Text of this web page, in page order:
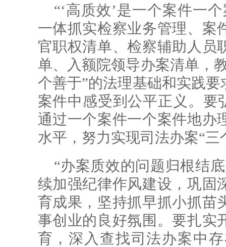
“‘高质效’是一个案件一
一体抓实检察业务管理、案
官职权清单、检察辅助人员
单、入额院领导办案清单，
个善于”的法理基础和实践
案件中感受到公平正义。要
通过一个案件一个案件地办
水平，努力实现司法办案“三
“办案质效的问题归根结
续加强纪律作风建设，巩固
育成果，坚持抓早抓小抓苗
事创业的良好氛围。要扎实
育，深入查找司法办案中